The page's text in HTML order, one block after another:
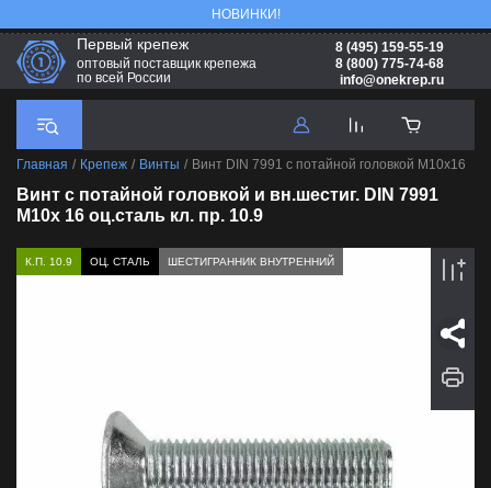
НОВИНКИ!
Первый крепеж
оптовый поставщик крепежа
по всей России
8 (495) 159-55-19
8 (800) 775-74-68
info@onekrep.ru
Главная / Крепеж / Винты / Винт DIN 7991 с потайной головкой M10х16
Винт с потайной головкой и вн.шестиг. DIN 7991
М10х 16 оц.сталь кл. пр. 10.9
К.П. 10.9 ОЦ. СТАЛЬ ШЕСТИГРАННИК ВНУТРЕННИЙ